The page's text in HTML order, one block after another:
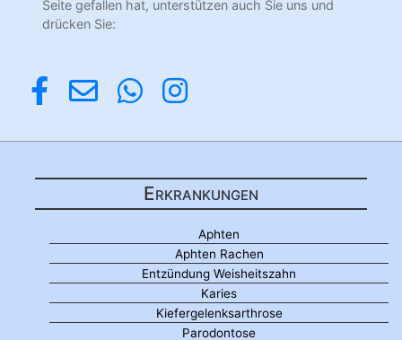
Seite gefallen hat, unterstützen auch Sie uns und
drücken Sie:
Erkrankungen
Aphten
Aphten Rachen
Entzündung Weisheitszahn
Karies
Kiefergelenksarthrose
Parodontose